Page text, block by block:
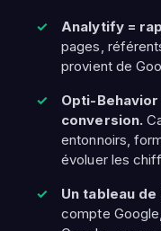
Analytify =
pages,
provient de
Opti-
conversion.
entonnoirs,
évoluer les
Un tableau
compte